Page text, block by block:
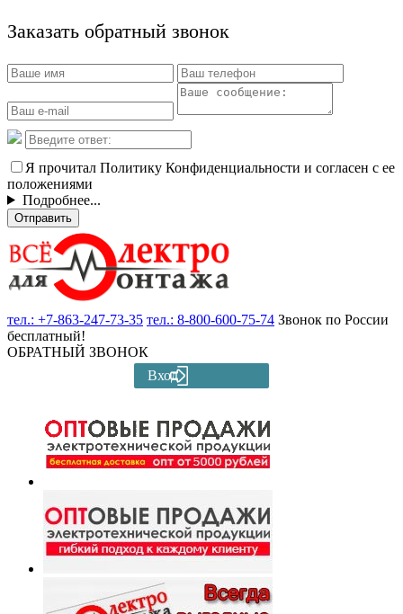
Заказать обратный звонок
Я прочитал Политику Конфиденциальности и согласен с ее
положениями
Подробнее...
Отправить
тел.: +7-863-247-73-35 тел.: 8-800-600-75-74 Звонок по России
бесплатный!
ОБРАТНЫЙ ЗВОНОК
Вход